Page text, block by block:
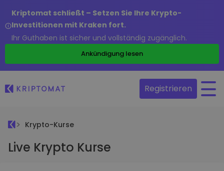
Kriptomat schließt – Setzen Sie Ihre Krypto-
Investitionen mit Kraken fort.
Ihr Guthaben ist sicher und vollständig zugänglich.
Ankündigung lesen
Registrieren
Krypto-Kurse
Live Krypto Kurse